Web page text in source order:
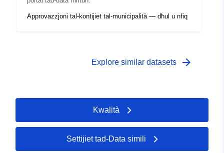
Approvazzjoni tal-kontijiet tal-muniċipalità — dħul u nfiq
Explore similar datasets arrow_forward
Kwalità
Settijiet tad-Data simili